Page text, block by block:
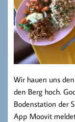
Wir hauen uns
den Berg hoch.
Bodenstation der
App Moovit